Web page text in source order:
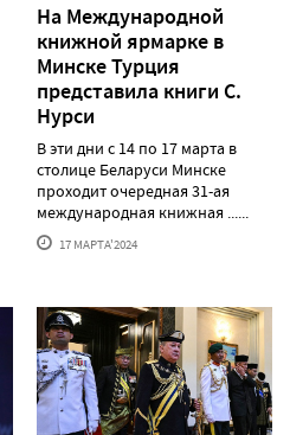
На Международной
книжной ярмарке в
Минске Турция
представила книги С.
Нурси
В эти дни с 14 по 17 марта в
столице Беларуси Минске
проходит очередная 31-ая
международная книжная ......
17 МАРТА'2024